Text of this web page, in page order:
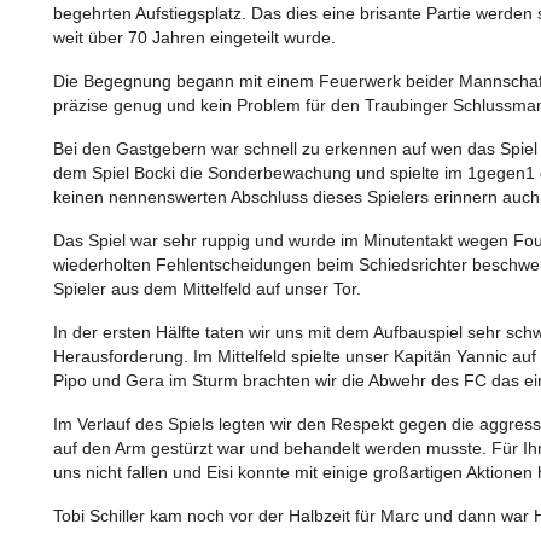
begehrten Aufstiegsplatz. Das dies eine brisante Partie
weit über 70 Jahren eingeteilt wurde.
Die Begegnung begann mit einem Feuerwerk beider
präzise genug und kein Problem für den Traubinger
Bei den Gastgebern war schnell zu erkennen auf wen das
dem Spiel Bocki die Sonderbewachung und spielte im
keinen nennenswerten Abschluss dieses Spielers erinnern
Das Spiel war sehr ruppig und wurde im Minutentakt wegen
wiederholten Fehlentscheidungen beim Schiedsrichter
Spieler aus dem Mittelfeld auf unser Tor.
In der ersten Hälfte taten wir uns mit dem Aufbauspiel sehr
Herausforderung. Im Mittelfeld spielte unser Kapitän Yannic
Pipo und Gera im Sturm brachten wir die Abwehr des FC das
Im Verlauf des Spiels legten wir den Respekt gegen die
auf den Arm gestürzt war und behandelt werden musste. Für
uns nicht fallen und Eisi konnte mit einige großartigen Aktionen
Tobi Schiller kam noch vor der Halbzeit für Marc und dann